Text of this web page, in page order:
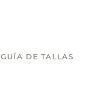
GUÍA DE TALLAS